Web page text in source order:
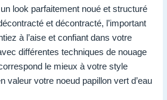
look parfaitement noué et structuré
et décontracté, l’important
à l’aise et confiant dans votre
différentes techniques de nouage
le mieux à votre style
valeur votre noeud papillon vert d’eau